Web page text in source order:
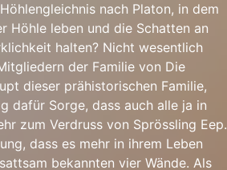
nach Platon, in dem
Höhle leben und die Schatten an
halten? Nicht wesentlich
der Familie von Die
dieser prähistorischen Familie,
dafür Sorge, dass auch alle ja in
zum Verdruss von Sprössling Eep.
dass es mehr in ihrem Leben
bekannten vier Wände. Als